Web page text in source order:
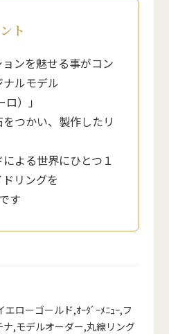
ト
ンを魅せる事がコン
ルモデル
）」
つかい、製作したリ
よる世界にひとつ１
リングを
す
エローゴールド,ｵｰﾀﾞｰﾒﾆｭｰ,フ
ナ,モデルオーダー,丸線リング